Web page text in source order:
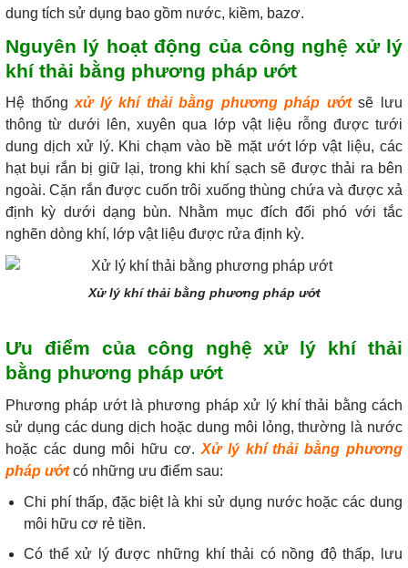
dung tích sử dụng bao gồm nước, kiềm, bazơ.
Nguyên lý hoạt động của công nghệ xử lý
khí thải bằng phương pháp ướt
Hệ thốngxử lý khí thải bằng phương pháp ướt sẽ lưu
thông từ dưới lên, xuyên qua lớp vật liệu rỗng được tưới
dung dịch xử lý. Khi chạm vào bề mặt ướt lớp vật liệu, các
hạt bụi rắn bị giữ lại, trong khi khí sạch sẽ được thải ra bên
ngoài. Cặn rắn được cuốn trôi xuống thùng chứa và được xả
định kỳ dưới dạng bùn. Nhằm mục đích đối phó với tắc
nghẽn dòng khí, lớp vật liệu được rửa định kỳ.
Xử lý khí thải bằng phương pháp ướt
Ưu điểm của công nghệ xử lý khí thải
bằng phương pháp ướt
Phương pháp ướt là phương pháp xử lý khí thải bằng cách
sử dụng các dung dịch hoặc dung môi lỏng, thường là nước
hoặc các dung môi hữu cơ. Xử lý khí thải bằng phương
pháp ướt có những ưu điểm sau:
Chi phí thấp, đặc biệt là khi sử dụng nước hoặc các dung
môi hữu cơ rẻ tiền.
Có thể xử lý được những khí thải có nồng độ thấp, lưu